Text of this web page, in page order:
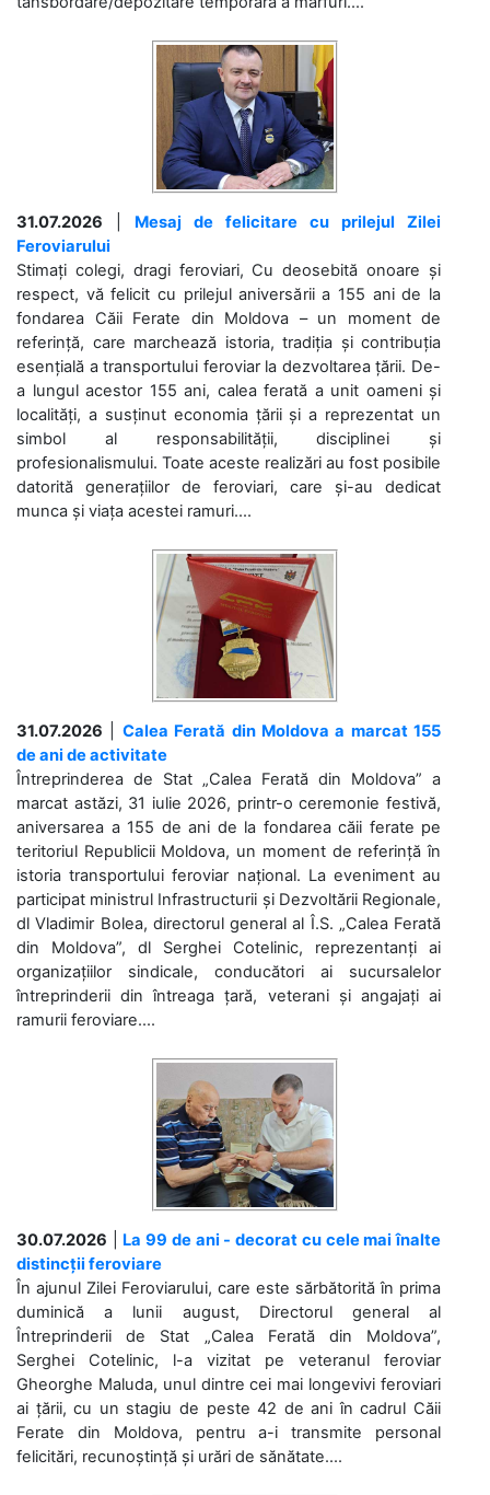
31.07.2026
Mesaj de felicitare cu prilejul Zilei
Feroviarului
Stimați colegi, dragi feroviari, Cu deosebită onoare și
respect, vă felicit cu prilejul aniversării a 155 ani de la
fondarea Căii Ferate din Moldova – un moment de
referință, care marchează istoria, tradiția și contribuția
esențială a transportului feroviar la dezvoltarea țării. De-
a lungul acestor 155 ani, calea ferată a unit oameni și
localități, a susținut economia țării și a reprezentat un
simbol al responsabilității, disciplinei și
profesionalismului. Toate aceste realizări au fost posibile
datorită generațiilor de feroviari, care și-au dedicat
munca și viața acestei ramuri....
31.07.2026
Calea Ferată din Moldova a marcat 155
de ani de activitate
Întreprinderea de Stat „Calea Ferată din Moldova” a
marcat astăzi, 31 iulie 2026, printr-o ceremonie festivă,
aniversarea a 155 de ani de la fondarea căii ferate pe
teritoriul Republicii Moldova, un moment de referință în
istoria transportului feroviar național. La eveniment au
participat ministrul Infrastructurii și Dezvoltării Regionale,
dl Vladimir Bolea, directorul general al Î.S. „Calea Ferată
din Moldova”, dl Serghei Cotelinic, reprezentanți ai
organizațiilor sindicale, conducători ai sucursalelor
întreprinderii din întreaga țară, veterani și angajați ai
ramurii feroviare....
30.07.2026
La 99 de ani - decorat cu cele mai înalte
distincții feroviare
În ajunul Zilei Feroviarului, care este sărbătorită în prima
duminică a lunii august, Directorul general al
Întreprinderii de Stat „Calea Ferată din Moldova”,
Serghei Cotelinic, l-a vizitat pe veteranul feroviar
Gheorghe Maluda, unul dintre cei mai longevivi feroviari
ai țării, cu un stagiu de peste 42 de ani în cadrul Căii
Ferate din Moldova, pentru a-i transmite personal
felicitări, recunoștință și urări de sănătate....